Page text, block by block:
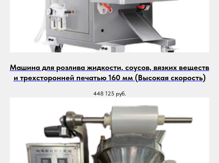
Машина для розлива жидкости, соусов, вязких веществ
и трехсторонней печатью 160 мм (Высокая скорость)
448 125 руб.